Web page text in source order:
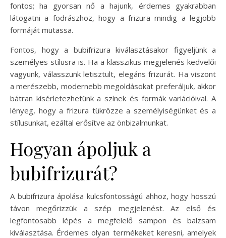
fontos; ha gyorsan nő a hajunk, érdemes gyakrabban
látogatni a fodrászhoz, hogy a frizura mindig a legjobb
formáját mutassa.
Fontos, hogy a bubifrizura kiválasztásakor figyeljünk a
személyes stílusra is. Ha a klasszikus megjelenés kedvelői
vagyunk, válasszunk letisztult, elegáns frizurát. Ha viszont
a merészebb, modernebb megoldásokat preferáljuk, akkor
bátran kísérletezhetünk a színek és formák variációival. A
lényeg, hogy a frizura tükrözze a személyiségünket és a
stílusunkat, ezáltal erősítve az önbizalmunkat.
Hogyan ápoljuk a
bubifrizurát?
A bubifrizura ápolása kulcsfontosságú ahhoz, hogy hosszú
távon megőrizzük a szép megjelenést. Az első és
legfontosabb lépés a megfelelő sampon és balzsam
kiválasztása. Érdemes olyan termékeket keresni, amelyek